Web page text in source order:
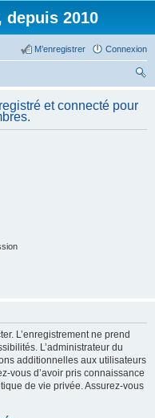
depuis 2010
Connexion
M’enregistrer
her
ch
et connecté pour
L’enregistrement ne prend
L’administrateur du
additionnelles aux utilisateurs
vous d’avoir pris connaissance
de vie privée. Assurez-vous